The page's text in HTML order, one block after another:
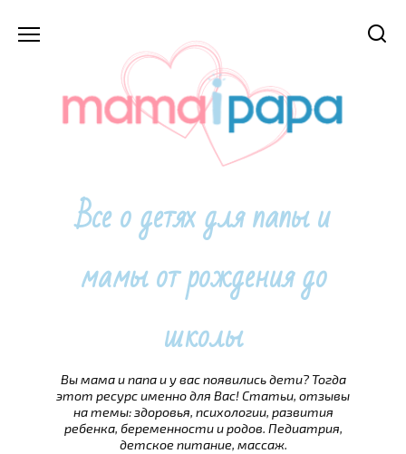
Все о детях для папы и
мамы от рождения до
школы
Вы мама и папа и у вас появились дети? Тогда
этот ресурс именно для Вас! Статьи, отзывы
на темы: здоровья, психологии, развития
ребенка, беременности и родов. Педиатрия,
детское питание, массаж.